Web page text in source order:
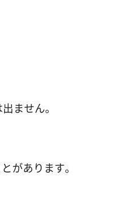
ません。
があります。